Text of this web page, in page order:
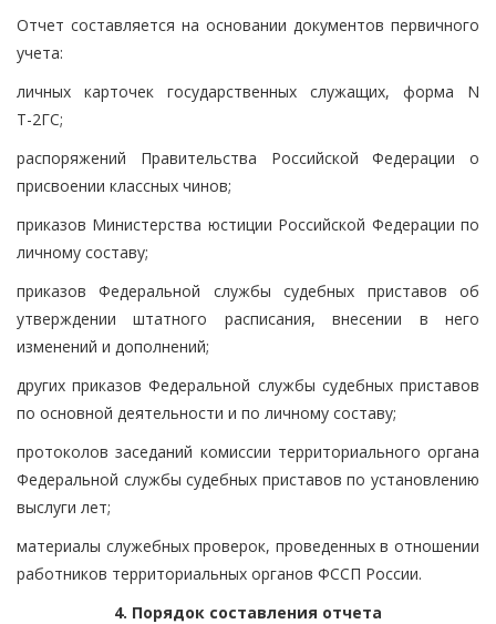
Отчет составляется на основании документов первичного
учета:
личных карточек государственных служащих, форма N
Т-2ГС;
распоряжений Правительства Российской Федерации о
присвоении классных чинов;
приказов Министерства юстиции Российской Федерации по
личному составу;
приказов Федеральной службы судебных приставов об
утверждении штатного расписания, внесении в него
изменений и дополнений;
других приказов Федеральной службы судебных приставов
по основной деятельности и по личному составу;
протоколов заседаний комиссии территориального органа
Федеральной службы судебных приставов по установлению
выслуги лет;
материалы служебных проверок, проведенных в отношении
работников территориальных органов ФССП России.
4. Порядок составления отчета